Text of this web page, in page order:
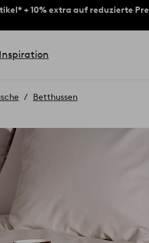
+ 10% extra auf reduzierte
Inspiration
Betthussen